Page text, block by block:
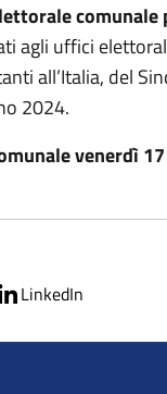
comunale
agli uffici
all’Italia, del
2024.
venerdì
LinkedIn